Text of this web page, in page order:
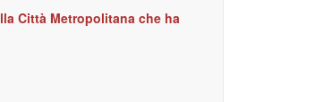
Città Metropolitana che ha